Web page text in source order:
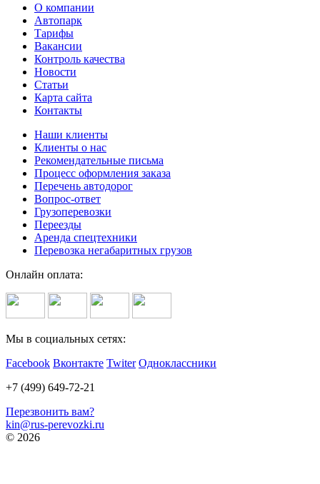
О компании
Автопарк
Тарифы
Вакансии
Контроль качества
Новости
Статьи
Карта сайта
Контакты
Наши клиенты
Клиенты о нас
Рекомендательные письма
Процесс оформления заказа
Перечень автодорог
Вопрос-ответ
Грузоперевозки
Переезды
Аренда спецтехники
Перевозка негабаритных грузов
Онлайн оплата:
Мы в социальных сетях:
Facebook Вконтакте Twiter Одноклассники
+7 (499) 649-72-21
Перезвонить вам?
kin@rus-perevozki.ru
© 2026